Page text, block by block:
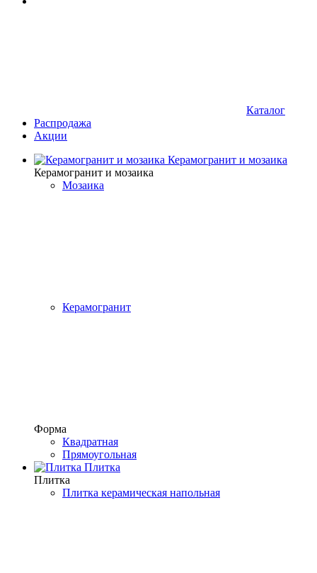
Каталог
Распродажа
Акции
Керамогранит и мозаика
Керамогранит и мозаика
Мозаика
Керамогранит
Форма
Квадратная
Прямоугольная
Плитка
Плитка
Плитка керамическая напольная